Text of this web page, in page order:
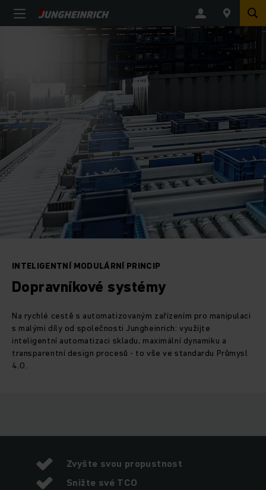
INTELIGENTNÍ MODULÁRNÍ PRINCIP
Dopravníkové systémy
Na rychlé cestě s automatizovaným zařízením pro manipulaci
s malými díly od společnosti Jungheinrich: využijte
inteligentní automatizaci skladu, maximální dynamiku a
transparentní design procesů - to vše ve standardu Průmysl
4.0.
Zvyšte svou propustnost
Snižte své TCO